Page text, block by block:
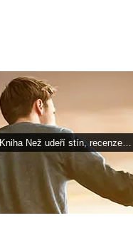
Kniha Než udeří stín, recenze…